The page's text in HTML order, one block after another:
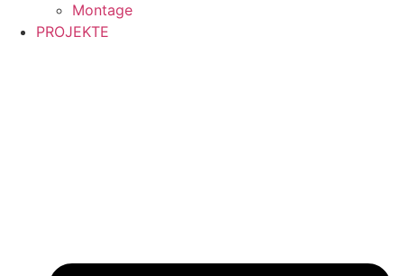
Montage
PROJEKTE